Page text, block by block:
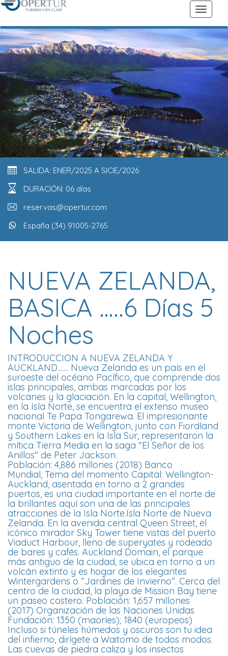
SALIDA: ENER/2025 A SICIE/2026
DURACIÓN: 06 días
reservas@opertur.com
España (34) 91005-2765
NUEVA ZELANDA,
BASICA …..6 Días 5
Noches
INTRODUCCION A NUEVA ZELANDA Y
AUCKLAND....... Nueva Zelanda es un país en el
suroeste del océano Pacífico, que comprende dos
islas principales, ambas marcadas por los
volcanes y la glaciación. En la capital, Wellington,
en la Isla Norte, se encuentra el extenso museo
nacional Te Papa Tongarewa. El impresionante
monte Victoria de Wellington, junto con Fiordland
y Southern Lakes en la Isla Sur, representaron la
mítica Tierra Media en la saga "El Señor de los
Anillos" de Peter Jackson.
Población: 4,886 millones (2018) Banco
Mundial, Tema del momento Capital: Wellington-
Auckland, asentada en torno a 2 grandes
puertos, es una ciudad importante en el norte de
la brillantes aquí son una de las principales
atracciones de la Isla Norte.Isla Norte de Nueva
Zelanda. En la avenida central Queen Street, el
icónico mirador Sky Tower tiene vistas del puerto
Viaduct Harbour, lleno de superyates y rodeado
de bares y cafés. Auckland Domain, el parque
más antiguo de la ciudad, se ubica en torno a un
volcán extinto y es hogar de los elegantes
Wintergardens o “Jardines de Invierno”. Cerca del
centro de la ciudad, la playa de Mission Bay tiene
un paseo costero. Población: 1,657 millones
(2017) Organización de las Naciones Unidas
Fundación: 1350 (maoríes); 1840 (europeos)
Incluso si túneles húmedos y oscuros son tu idea
del infierno, dirígete a Waitomo de todos modos.
Las cuevas de piedra caliza y los insectos